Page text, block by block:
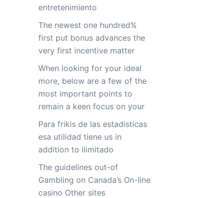
entretenimiento
The newest one hundred%
first put bonus advances the
very first incentive matter
When looking for your ideal
more, below are a few of the
most important points to
remain a keen focus on your
Para frikis de las estadisticas
esa utilidad tiene us in
addition to ilimitado
The guidelines out-of
Gambling on Canada’s On-line
casino Other sites